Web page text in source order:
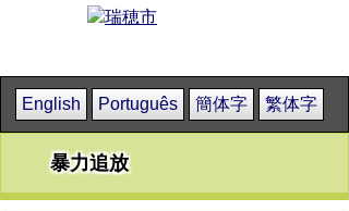
English Português 簡体字 繁体字
暴力追放